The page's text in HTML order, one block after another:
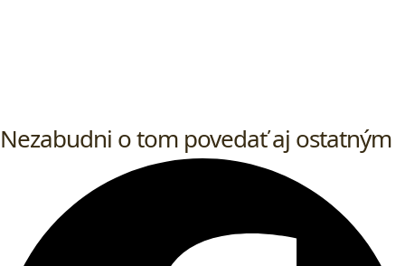
Nezabudni o tom povedať aj ostatným